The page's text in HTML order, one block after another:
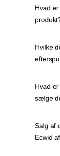
Hvad
Hvilke
Hvad
sælge
Salg af
Ecwid